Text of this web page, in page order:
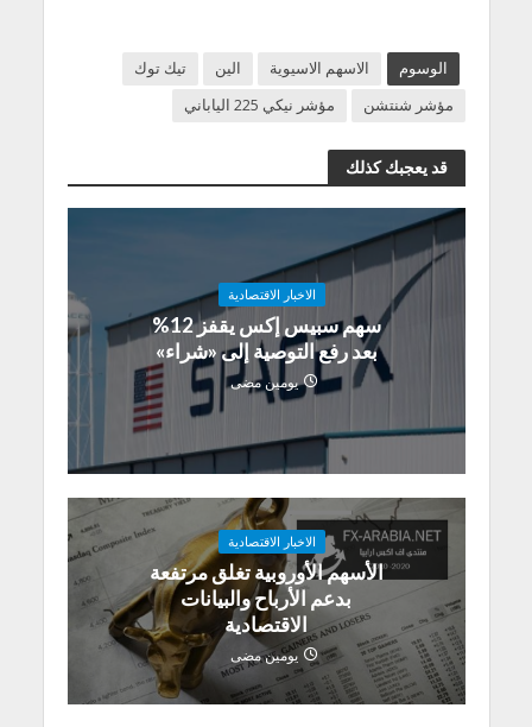
الوسوم الاسهم الاسيوية الين
تيك توك
مؤشر شنتشن
مؤشر نيكي 225 الياباني
قد يعجبك كذلك
الاخبار الاقتصادية
سهم سبيس إكس يقفز 12%
بعد رفع التوصية إلى «شراء»
يومين مضى
الاخبار الاقتصادية
الأسهم الأوروبية تغلق مرتفعة
بدعم الأرباح والبيانات
الاقتصادية
يومين مضى